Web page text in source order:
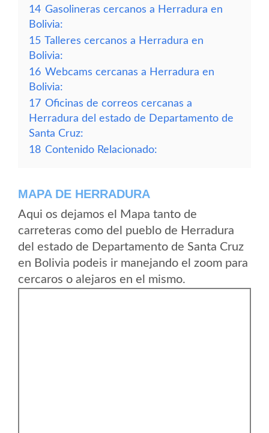
14 Gasolineras cercanos a Herradura en
Bolivia:
15 Talleres cercanos a Herradura en
Bolivia:
16 Webcams cercanas a Herradura en
Bolivia:
17 Oficinas de correos cercanas a
Herradura del estado de Departamento de
Santa Cruz:
18 Contenido Relacionado:
MAPA DE HERRADURA
Aqui os dejamos el Mapa tanto de
carreteras como del pueblo de Herradura
del estado de Departamento de Santa Cruz
en Bolivia podeis ir manejando el zoom para
cercaros o alejaros en el mismo.